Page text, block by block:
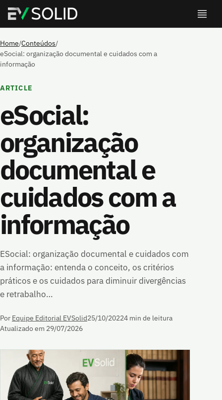
Home/Conteúdos/
eSocial: organização documental e cuidados com a
informação
ARTICLE
eSocial:
organização
documental e
cuidados com a
informação
ESocial: organização documental e cuidados com
a informação: entenda o conceito, os critérios
práticos e os cuidados para diminuir divergências
e retrabalho…
Por Equipe Editorial EVSolid25/10/20224 min de leitura
Atualizado em 29/07/2026